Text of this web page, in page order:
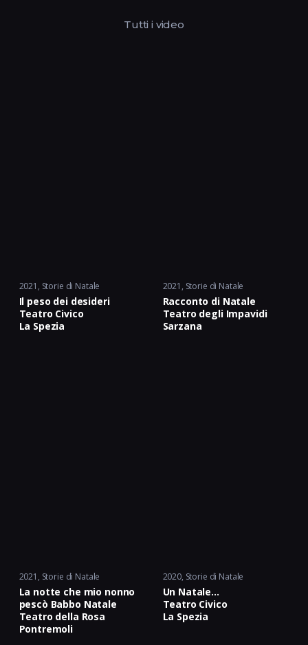
Tutti i video
2021 Storie di Natale
Il peso dei desideri
Teatro Civico
La Spezia
2021 Storie di Natale
Racconto di Natale
Teatro degli Impavidi
Sarzana
2021 Storie di Natale
La notte che mio nonno
pescò Babbo Natale
Teatro della Rosa
Pontremoli
2020 Storie di Natale
Un Natale…
Teatro Civico
La Spezia